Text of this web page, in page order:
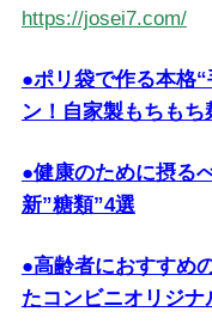
https://josei7.com/
●ポリ袋で作る本格
ン！自家製もちも
●健康のために摂る
新”糖類”4選
●高齢者におすすめ
たコンビニオリジ